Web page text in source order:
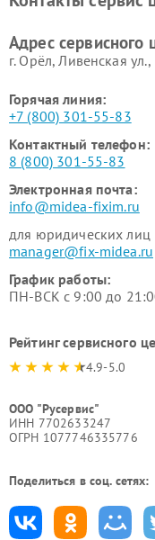
пылесосов Midea
Адрес сервисного
г. Орёл, Ливенская
Горячая линия:
+7 (800) 301-55-83
Контактный телефон:
8 (800) 301-55-83
Электронная почта:
info@midea-fixim.ru
для юридических лиц
manager@fix-midea.ru
График работы:
ПН-ВСК с 9:00 до
Рейтинг сервисного
4.9-5.0
ООО "Русервис"
ИНН 7702633247
ОГРН 1077746335776
Поделиться в соц. сетях: